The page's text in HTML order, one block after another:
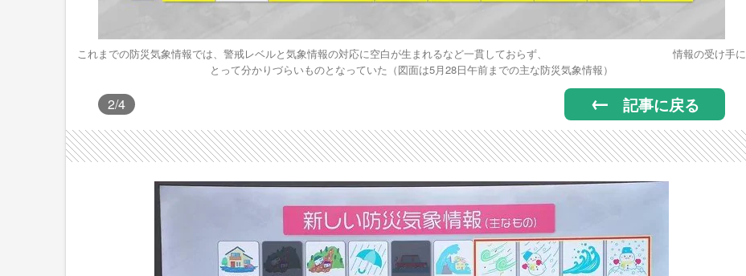
これまでの防災気象情報では、警戒レベルと気象情報の対応に空白が生まれるなど一貫しておらず、 情報の受け手に
とって分かりづらいものとなっていた（図面は5月28日午前までの主な防災気象情報）
2/4 記事に戻る